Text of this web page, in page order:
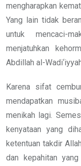
mengharapkan
Yang lain tidak
untuk mencaci-
menjatuhkan
Abdillah al-
Karena sifat
mendapatkan
menikah lagi.
kenyataan yang
ketentuan takdir Allah
dan kepahitan